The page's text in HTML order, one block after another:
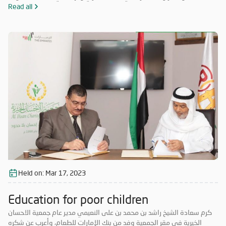
مستودعات الجمعية والمعرض الخيري ، وأيضاً قام بجولة للتعرف على
Read all
Held on: Mar 17, 2023
Education for poor children
كرم سعادة الشيخ راشد بن محمد بن على النعيمي مدير عام جمعية الاحسان
الخيرية في مقر الجمعية وفد من بنك الإمارات للطعام، وأعرب عن شكره